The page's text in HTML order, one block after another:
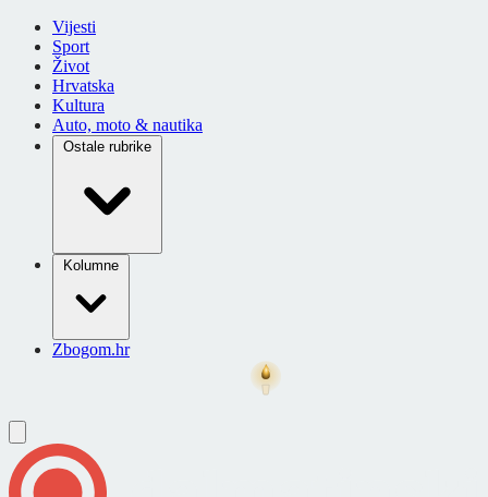
Vijesti
Sport
Život
Hrvatska
Kultura
Auto, moto & nautika
Ostale rubrike
Kolumne
Zbogom.hr